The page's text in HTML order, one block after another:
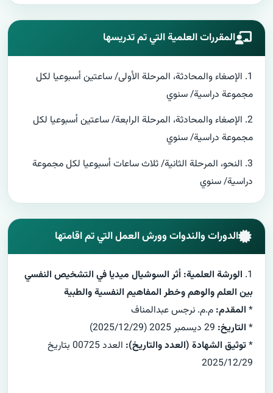
المقررات العلمية التي تم تدريسها
1. الإصغاء والمحادثة، المرحلة الأولى/ ساعتين أسبوعيا لكل
مجموعة دراسية/ سنوي
2. الإصغاء والمحادثة، المرحلة الرابعة/ ساعتين أسبوعيا لكل
مجموعة دراسية/ سنوي
3. النحو، المرحلة الثانية/ ثلاث ساعات أسبوعيا لكل مجموعة
دراسية/ سنوي
الدورات والندوات وورش العمل التي تم اقامتها
1. الورشة العلمية: أثر السوشيال ميديا في التشخيص النفسي
بين العلم والوهم وخطر المفاهيم النفسية والطبية
* المقدم: م.م. نرجس عبدالمناف
* التاريخ:
*توثيق الشهادة (العدد والتاريخ):
العدد 00725 بتاريخ
2025/12/29